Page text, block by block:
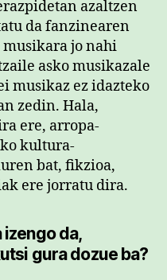
azaltzen
da fanzinearen
jo nahi
asko musikazale
musikaz ez idazteko
zedin. Hala,
ere, arropa-
kultura-
bat, fikzioa,
ere jorratu dira.
da,
gura dozue ba?